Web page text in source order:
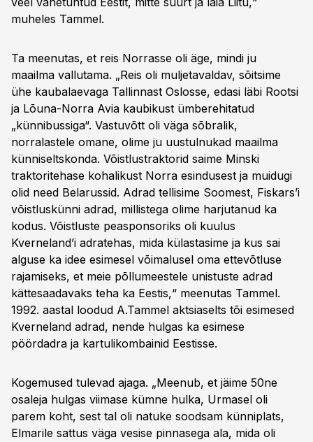
muheles Tammel.
Ta meenutas, et reis Norrasse oli äge, mindi ju
maailma vallutama. „Reis oli muljetavaldav, sõitsime
ühe kaubalaevaga Tallinnast Oslosse, edasi läbi Rootsi
ja Lõuna-Norra Avia kaubikust ümberehitatud
„künnibussiga“. Vastuvõtt oli väga sõbralik,
norralastele omane, olime ju uustulnukad maailma
künniseltskonda. Võistlustraktorid saime Minski
traktoritehase kohalikust Norra esindusest ja muidugi
olid need Belarussid. Adrad tellisime Soomest, Fiskars’i
võistluskünni adrad, millistega olime harjutanud ka
kodus. Võistluste peasponsoriks oli kuulus
Kverneland’i adratehas, mida külastasime ja kus sai
alguse ka idee esimesel võimalusel oma ettevõtluse
rajamiseks, et meie põllumeestele unistuste adrad
kättesaadavaks teha ka Eestis,“ meenutas Tammel.
1992. aastal loodud A.Tammel aktsiaselts tõi esimesed
Kverneland adrad, nende hulgas ka esimese
pöördadra ja kartulikombainid Eestisse.
Kogemused tulevad ajaga. „Meenub, et jäime 50ne
osaleja hulgas viimase kümne hulka, Urmasel oli
parem koht, sest tal oli natuke soodsam künniplats,
Elmarile sattus väga vesise pinnasega ala, mida oli